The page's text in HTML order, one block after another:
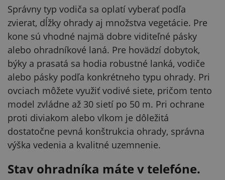
Správny typ vodiča sa oplatí vyberať podľa
zvierat, dĺžky ohrady aj množstva vegetácie. Pre
kone sú vhodné najmä dobre viditeľné pásky
alebo ohradníkové laná. Pre hovädzí dobytok,
býky a prasatá sa hodia robustné lanká, vodiče
alebo pásky podľa konkrétneho typu ohrady. Pri
ovciach môžete využiť vodivé siete, pričom tento
model zvládne až 30 sietí po 50 m. Pri ochrane
proti diviakom alebo vlkom je dôležitá
dostatočne pevná konštrukcia ohrady, správna
výška vedenia a kvalitné uzemnenie.
Stav ohradníka máte v telefóne.